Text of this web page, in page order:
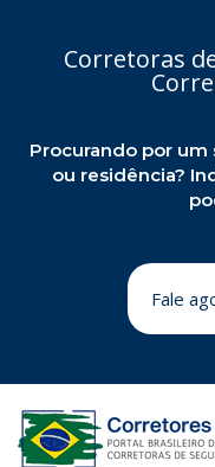
Corretoras
Procurando por um
ou residência?
Fale